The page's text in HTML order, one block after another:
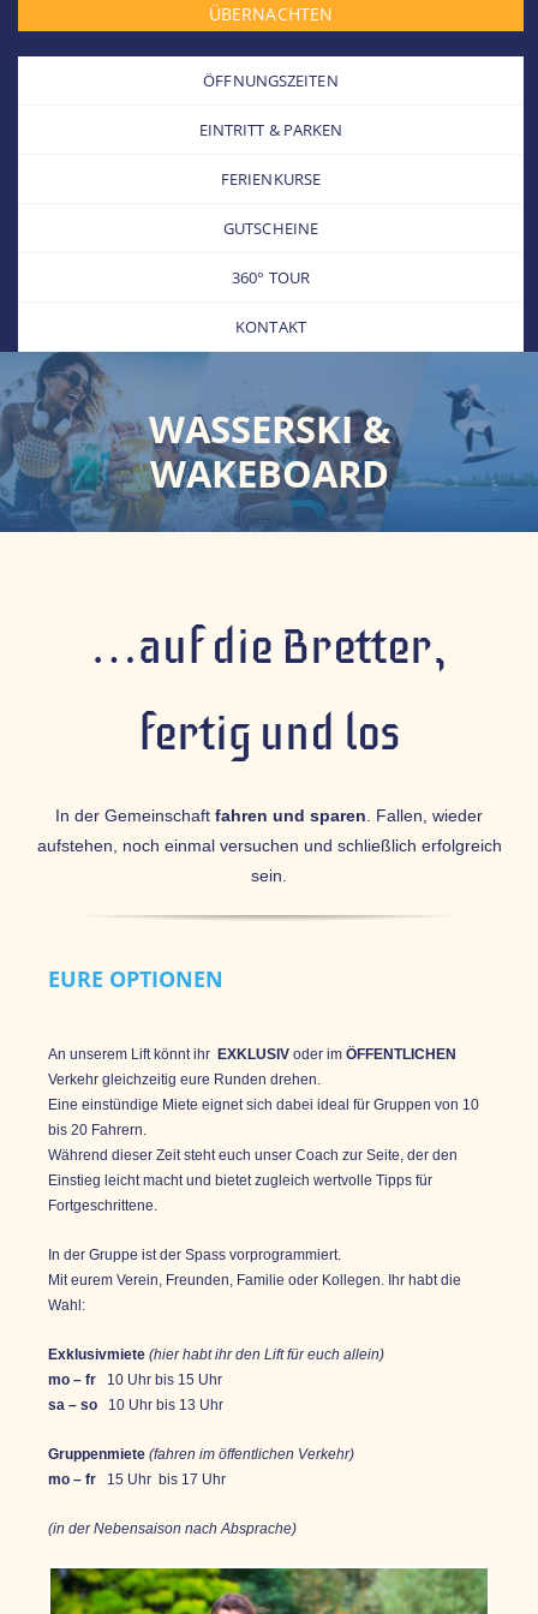
ÜBERNACHTEN
ÖFFNUNGSZEITEN
EINTRITT & PARKEN
FERIENKURSE
GUTSCHEINE
360° TOUR
KONTAKT
WASSERSKI &
WAKEBOARD
…auf die Bretter,
fertig und los
In der Gemeinschaft fahren und sparen . Fallen, wieder
aufstehen, noch einmal versuchen und schließlich erfolgreich
sein.
EURE OPTIONEN
An unserem Lift könnt ihr EXKLUSIVoder im ÖFFENTLICHEN
Verkehr gleichzeitig eure Runden drehen.
Eine einstündige Miete eignet sich dabei ideal für Gruppen von 10
bis 20 Fahrern.
Während dieser Zeit steht euch unser Coach zur Seite, der den
Einstieg leicht macht und bietet zugleich wertvolle Tipps für
Fortgeschrittene.
In der Gruppe ist der Spass vorprogrammiert.
Mit eurem Verein, Freunden, Familie oder Kollegen. Ihr habt die
Wahl:
Exklusivmiete (hier habt ihr den Lift für euch allein)
mo – fr 10 Uhr bis 15 Uhr
sa – so
10 Uhr bis 13 Uhr
Gruppenmiete (fahren im öffentlichen Verkehr)
mo – fr
15 Uhr bis 17 Uhr
(in der Nebensaison nach Absprache)